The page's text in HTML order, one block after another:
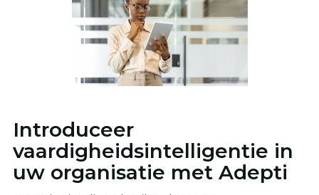
Introduceer
vaardigheidsintelligentie in
uw organisatie met Adepti